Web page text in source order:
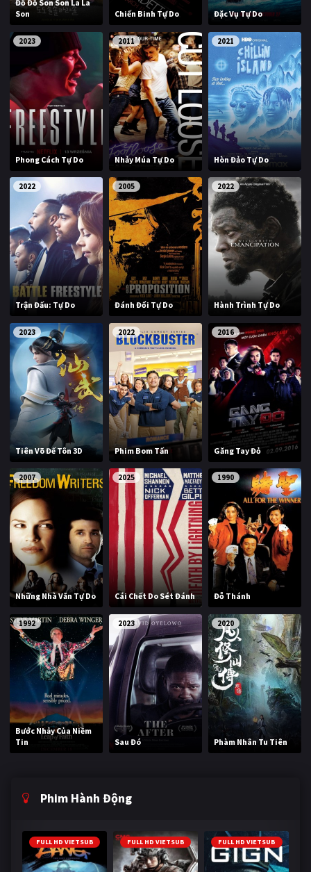
Đồ Đồ Son Son La La
Son
Chiến Binh Tự Do Đặc Vụ Tự Do
2023
Phong Cách Tự Do
2011
Nhảy Múa Tự Do
2021
Hòn Đảo Tự Do
2022
Trận Đấu: Tự Do
2005
Đánh Đổi Tự Do
2022
Hành Trình Tự Do
2023
Tiên Võ Đế Tôn 3D
2022
Phim Bom Tấn
2016
Găng Tay Đỏ
2007
Những Nhà Văn Tự Do
2025
Cái Chết Do Sét Đánh
1990
Đỗ Thánh
1992
Bước Nhảy Của Niềm
Tin
2023
Sau Đó
2020
Phàm Nhân Tu Tiên
Phim Hành Động
FULL HD VIETSUB FULL HD VIETSUB FULL HD VIETSUB